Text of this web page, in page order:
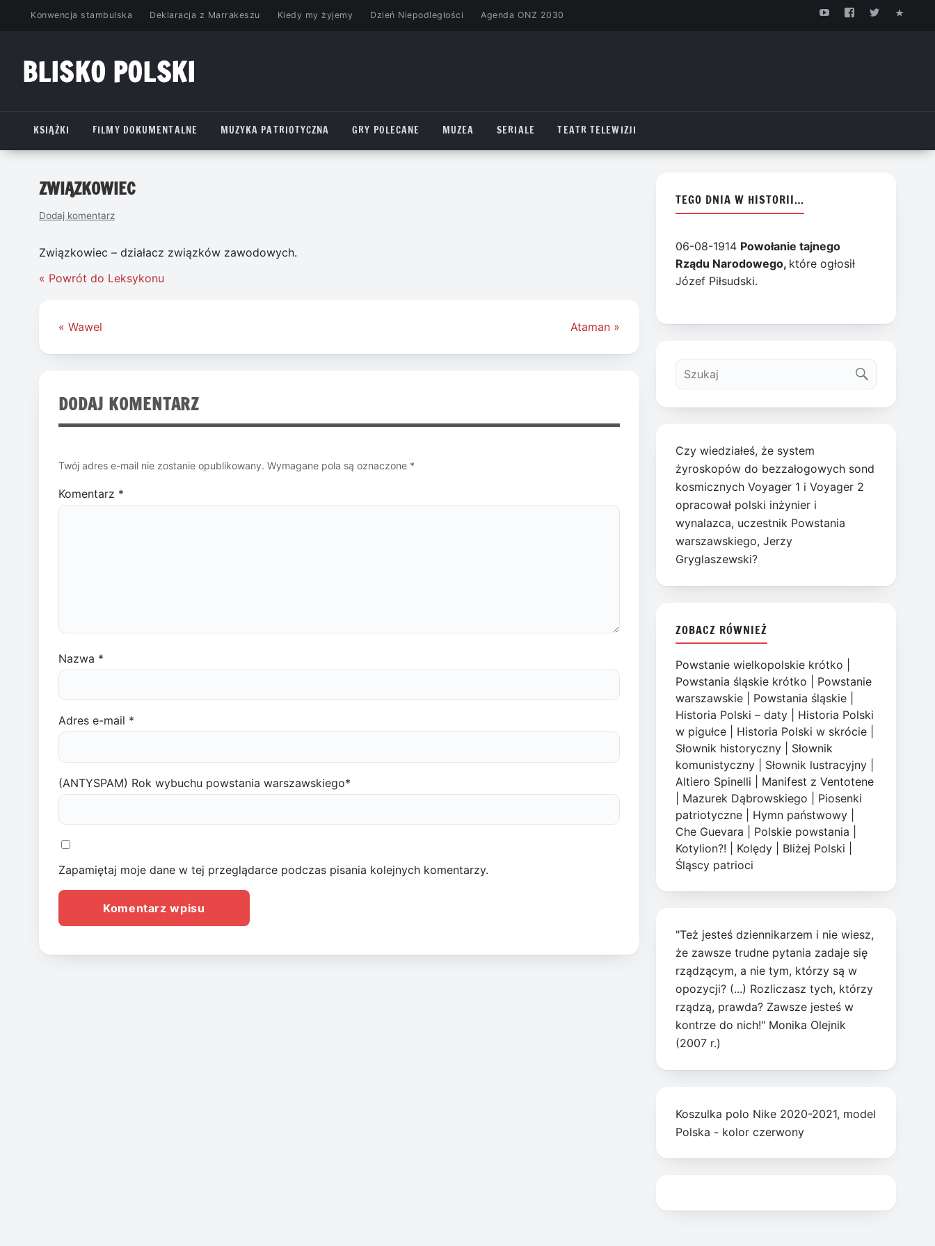
PrzejdźKonwencja stambulska Deklaracja z Marrakeszu Kiedy my żyjemy Dzień Niepodległości Agenda ONZ 2030
BLISKO POLSKI
KSIĄŻKI
FILMY DOKUMENTALNE MUZYKA PATRIOTYCZNA GRY POLECANE MUZEA SERIALE TEATR TELEWIZJI
ZWIĄZKOWIEC
Dodaj komentarz
Związkowiec – działacz związków zawodowych.
« Powrót do Leksykonu
Nawigacja
« Wawel Ataman »
DODAJ KOMENTARZ
Twój adres e-mail nie zostanie opublikowany. Wymagane pola są oznaczone *
Komentarz *
Nazwa *
Adres e-mail *
(ANTYSPAM) Rok wybuchu powstania warszawskiego*
Zapamiętaj moje dane w tej przeglądarce podczas pisania kolejnych komentarzy.
TEGO DNIA W HISTORII…
06-08-1914 Powołanie tajnego
Rządu Narodowego, które ogłosił
Józef Piłsudski.
Czy wiedziałeś, że system
żyroskopów do bezzałogowych sond
kosmicznych Voyager 1 i Voyager 2
opracował polski inżynier i
wynalazca, uczestnik Powstania
warszawskiego, Jerzy
Gryglaszewski?
ZOBACZ RÓWNIEŻ
Powstanie wielkopolskie krótko
Powstania śląskie krótko
Powstanie
warszawskie
Powstania śląskie
Historia Polski – daty
Historia Polski
w pigułce
Historia Polski w skrócie
Słownik historyczny
Słownik
komunistyczny
Słownik lustracyjny
Altiero Spinelli
Manifest z Ventotene
Mazurek Dąbrowskiego
Piosenki
patriotyczne
Hymn państwowy
Che Guevara
Polskie powstania
Kotylion?!
Kolędy Bliżej Polski
Śląscy patrioci
"Też jesteś dziennikarzem i nie wiesz,
że zawsze trudne pytania zadaje się
rządzącym, a nie tym, którzy są w
opozycji? (...) Rozliczasz tych, którzy
rządzą, prawda? Zawsze jesteś w
kontrze do nich!" Monika Olejnik
(2007 r.)
Koszulka polo Nike 2020-2021, model
Polska - kolor czerwony